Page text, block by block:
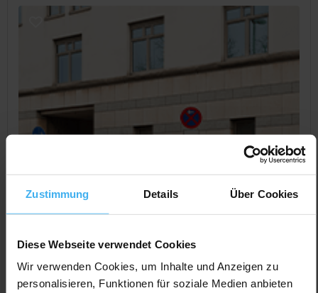
Zustimmung Details Über Cookies
Diese Webseite verwendet Cookies
Wir verwenden Cookies, um Inhalte und Anzeigen zu
personalisieren, Funktionen für soziale Medien anbieten